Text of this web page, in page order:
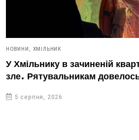
НОВИНИ, ХМІЛЬНИК
У Хмільнику в зачиненій
зле. Рятувальникам довелось
5 серпня, 2026